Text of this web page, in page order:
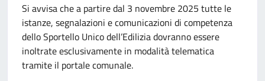
Si avvisa che a partire dal 3 novembre 2025 tutte le
istanze, segnalazioni e comunicazioni di competenza
dello Sportello Unico dell’Edilizia dovranno essere
inoltrate esclusivamente in modalità telematica
tramite il portale comunale.